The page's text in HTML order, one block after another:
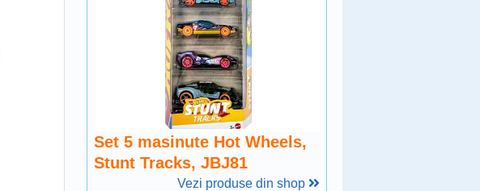
Set 5 masinute Hot Wheels,
Stunt Tracks, JBJ81
Vezi produse din shop